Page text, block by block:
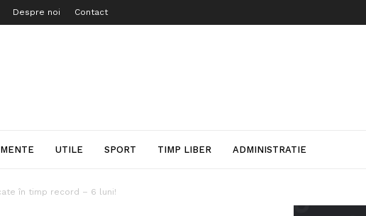
Despre noi Contact
UTILE SPORT TIMP LIBER ADMINISTRATIE
în timp record – 6 luni!